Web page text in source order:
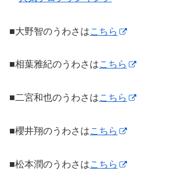
■大野智のうわさはこちら
■相葉雅紀のうわさはこちら
■二宮和也のうわさはこちら
■櫻井翔のうわさはこちら
■松本潤のうわさはこちら